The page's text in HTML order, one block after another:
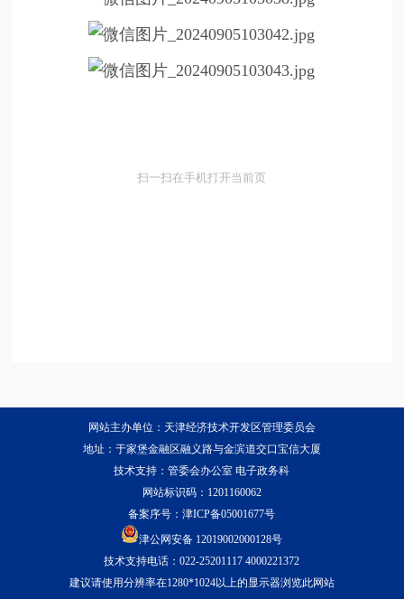
扫一扫在手机打开当前页
网站主办单位：天津经济技术开发区管理委员会
地址：于家堡金融区融义路与金滨道交口宝信大厦
技术支持：管委会办公室 电子政务科
网站标识码：1201160062
备案序号：津ICP备05001677号
津公网安备 12019002000128号
技术支持电话：022-25201117 4000221372
建议请使用分辨率在1280*1024以上的显示器浏览此网站